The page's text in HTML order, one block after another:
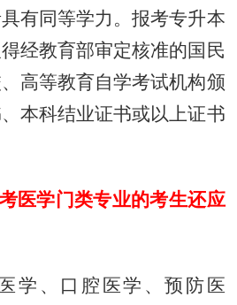
有同等学力。报考专升本
经教育部审定核准的国民
高等教育自学考试机构颁
本科结业证书或以上证书
医学门类专业的考生还应
学、口腔医学、预防医